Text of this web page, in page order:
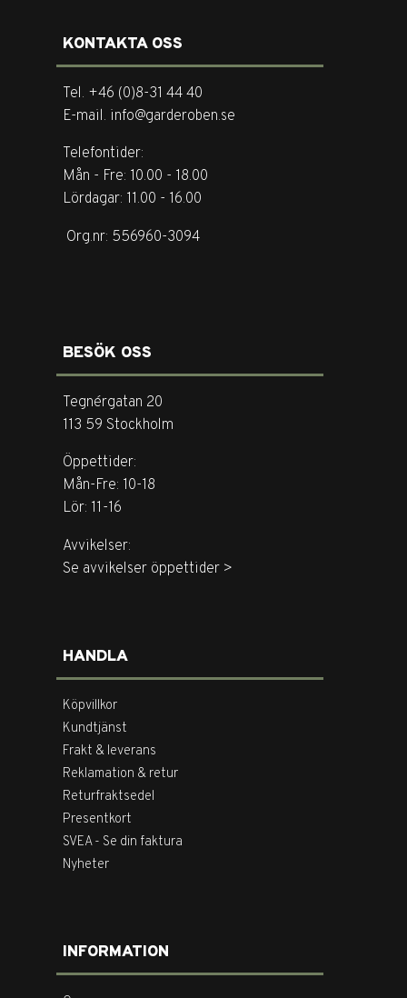
KONTAKTA OSS
Tel. +46 (0)8-31 44 40
E-mail. info@garderoben.se
Telefontider:
Mån - Fre: 10.00 - 18.00
Lördagar: 11.00 - 16.00
Org.nr: 556960-3094
BESÖK OSS
Tegnérgatan 20
113 59 Stockholm
Öppettider:
Mån-Fre: 10-18
Lör: 11-16
Avvikelser:
Se avvikelser öppettider >
HANDLA
Köpvillkor
Kundtjänst
Frakt & leverans
Reklamation & retur
Returfraktsedel
Presentkort
SVEA - Se din faktura
Nyheter
INFORMATION